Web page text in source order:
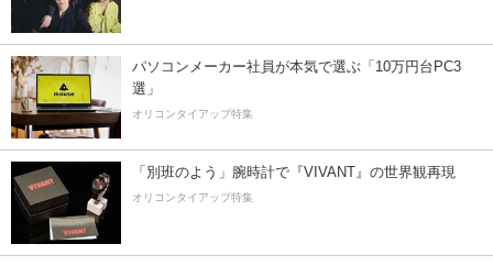
パソコンメーカー社員が本気で選ぶ「10万円台PC3
選」
オリコンタイアップ特集
「別班のよう」腕時計で『VIVANT』の世界観再現
オリコンタイアップ特集